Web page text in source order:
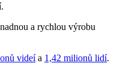
a rychlou výrobu
videía 1,42 milionů lidí.